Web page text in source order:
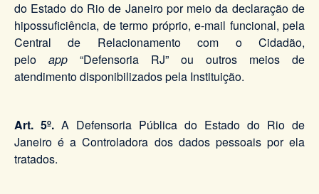
do Estado do Rio de Janeiro por meio da declaração de
hipossuficiência, de termo próprio, e-mail funcional, pela
Central de Relacionamento com o Cidadão,
pelo app “Defensoria RJ” ou outros meios de
atendimento disponibilizados pela Instituição.
Art. 5º. A Defensoria Pública do Estado do Rio de
Janeiro é a Controladora dos dados pessoais por ela
tratados.